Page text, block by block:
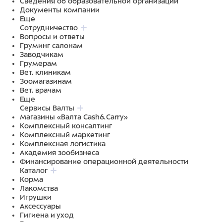
Документы компании
Еще
Сотрудничество
Вопросы и ответы
Груминг салонам
Заводчикам
Грумерам
Вет. клиникам
Зоомагазинам
Вет. врачам
Еще
Сервисы Валты
Магазины «Валта Cash&Carry»
Комплексный консалтинг
Комплексный маркетинг
Комплексная логистика
Академия зообизнеса
Финансирование операционной деятельности
Каталог
Корма
Лакомства
Игрушки
Аксессуары
Гигиена и уход